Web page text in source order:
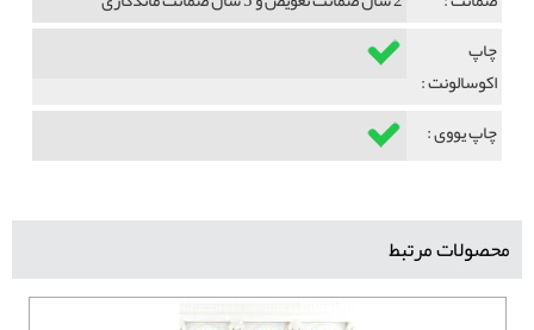
چاپ
اکوسالونت :
چاپ یووی :
محصولات مرتبط